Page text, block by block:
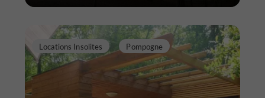
Locations Insolites Pompogne